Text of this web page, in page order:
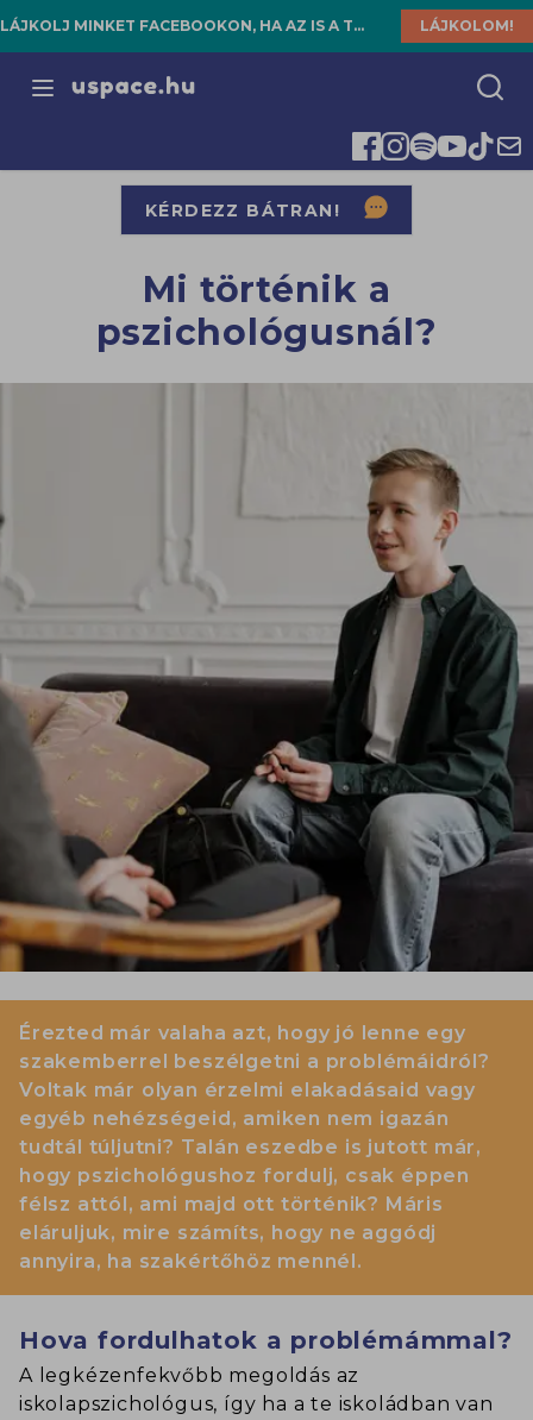
LÁJKOLJ MINKET FACEBOOKON, HA AZ IS A TE HELYED! LÁJKOLOM!
Open menu
KÉRDEZZ BÁTRAN!
Mi történik a
pszichológusnál?
Érezted már valaha azt, hogy jó lenne egy
szakemberrel beszélgetni a problémáidról?
Voltak már olyan érzelmi elakadásaid vagy
egyéb nehézségeid, amiken nem igazán
tudtál túljutni? Talán eszedbe is jutott már,
hogy pszichológushoz fordulj, csak éppen
félsz attól, ami majd ott történik? Máris
eláruljuk, mire számíts, hogy ne aggódj
annyira, ha szakértőhöz mennél.
Hova fordulhatok a problémámmal?
A legkézenfekvőbb megoldás az
iskolapszichológus, így ha a te iskoládban van